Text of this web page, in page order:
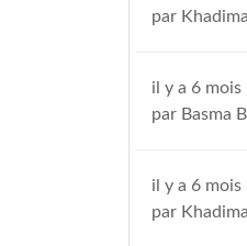
par
il y a 6 mois
par Basma B
il y a 6 mois
par